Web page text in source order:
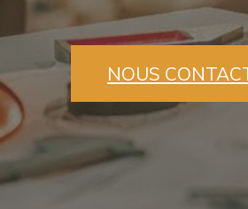
NOUS